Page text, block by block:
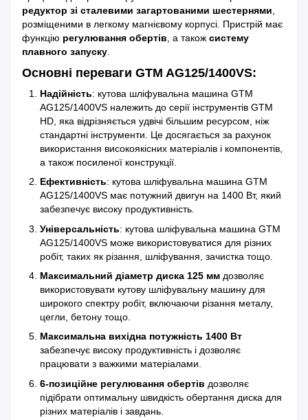
редуктор зі сталевими загартованими шестернями
розміщеними в легкому магнієвому корпусі. Пристрій має
функцію регулювання обертів , а також систему
плавного запуску
Основні переваги GTM AG125/1400VS:
Надійність: кутова шліфувальна машина GTM
AG125/1400VS належить до серії інструментів GTM
HD, яка відрізняється удвічі більшим ресурсом, ніж
стандартні інструменти. Це досягається за рахунок
використання високоякісних матеріалів і компонентів,
а також посиленої конструкції.
Ефективність: кутова шліфувальна машина GTM
AG125/1400VS має потужний двигун на 1400 Вт, який
забезпечує високу продуктивність.
Універсальність: кутова шліфувальна машина GTM
AG125/1400VS може використовуватися для різних
робіт, таких як різання, шліфування, зачистка тощо.
Максимальний діаметр диска 125 мм дозволяє
використовувати кутову шліфувальну машину для
широкого спектру робіт, включаючи різання металу,
цегли, бетону тощо.
Максимальна вихідна потужність 1400 Вт
забезпечує високу продуктивність і дозволяє
працювати з важкими матеріалами.
6-позиційне регулювання обертів дозволяє
підібрати оптимальну швидкість обертання диска для
різних матеріалів і завдань.